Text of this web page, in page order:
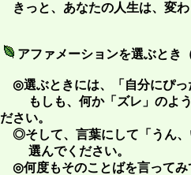
きっと、あなたの人生は、変
アファメーションを選ぶとき
◎選ぶときには、「自分にぴっ
もしも、何か「ズレ」のよう
ださい。
◎そして、言葉にして「うん、
選んでください。
◎何度もそのことばを言ってみ